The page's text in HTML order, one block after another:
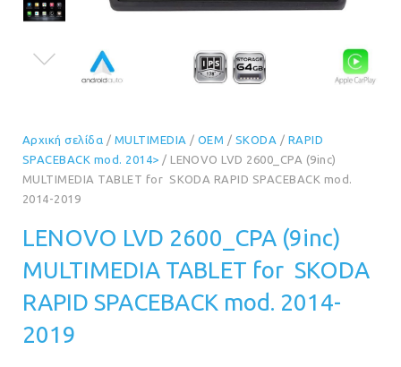
Αρχική σελίδα / MULTIMEDIA / OEM / SKODA / RAPID
SPACEBACK mod. 2014> / LENOVO LVD 2600_CPA (9inc)
MULTIMEDIA TABLET for SKODA RAPID SPACEBACK mod.
2014-2019
LENOVO LVD 2600_CPA (9inc)
MULTIMEDIA TABLET for SKODA
RAPID SPACEBACK mod. 2014-
2019